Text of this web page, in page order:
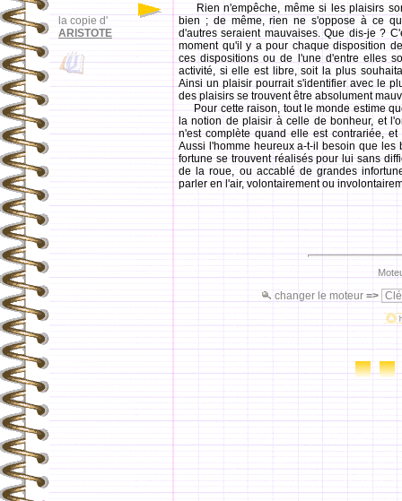
la copie d'
ARISTOTE
Rien n'empêche, même si les plaisirs
bien ; de même, rien ne s'oppose à ce
d'autres seraient mauvaises. Que dis-je ?
moment qu'il y a pour chaque disposition
ces dispositions ou de l'une d'entre elles
activité, si elle est libre, soit la plus
Ainsi un plaisir pourrait s'identifier avec le
des plaisirs se trouvent être absolument
Pour cette raison, tout le monde estime
la notion de plaisir à celle de bonheur, et
n'est complète quand elle est contrariée,
Aussi l'homme heureux a-t-il besoin que
fortune se trouvent réalisés pour lui sans
de la roue, ou accablé de grandes
parler en l'air, volontairement ou
changer le moteur =>